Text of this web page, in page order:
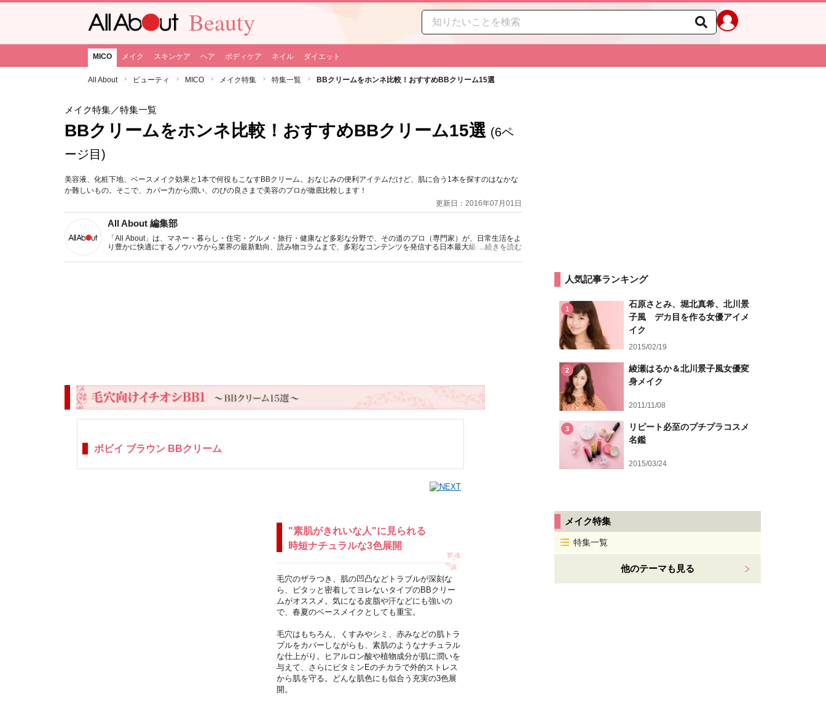
Beauty
MICO メイク スキンケア ヘア ボディケア ネイル ダイエット
All About ビューティ MICO メイク特集 特集一覧 BBクリームをホンネ比較！おすすめBBクリーム15選
メイク特集／特集一覧
BBクリームをホンネ比較！おすすめBBクリーム15選 (6ペ
ージ目)
美容液、化粧下地、ベースメイク効果と1本で何役もこなすBBクリーム。おなじみの便利アイテムだけど、肌に合う1本を探すのはなかな
か難しいもの。そこで、カバー力から潤い、のびの良さまで美容のプロが徹底比較します！
更新日：2016年07月01日
All About 編集部
「All About」は、マネー・暮らし・住宅・グルメ・旅行・健康など多彩な分野で、その道のプロ（専門家）が、日常生活をよ
り豊かに快適にするノウハウから業界の最新動向、読み物コラムまで、多彩なコンテンツを発信する日本最大級の総合情報サ
...続きを読む
ボビイ ブラウン BBクリーム
"素肌がきれいな人"に見られる
時短ナチュラルな3色展開
毛穴のザラつき、肌の凹凸などトラブルが深刻な
ら、ピタッと密着してヨレないタイプのBBクリー
ムがオススメ。気になる皮脂や汗などにも強いの
で、春夏のベースメイクとしても重宝。
毛穴はもちろん、くすみやシミ、赤みなどの肌トラ
ブルをカバーしながらも、素肌のようなナチュラル
な仕上がり。ヒアルロン酸や植物成分が肌に潤いを
与えて、さらにビタミンEのチカラで外的ストレス
から肌を守る。どんな肌色にも似合う充実の3色展
開。
人気記事ランキング
1
石原さとみ、堀北真希、北川景
子風 デカ目を作る女優アイメ
イク
2015/02/19
2
綾瀬はるか＆北川景子風女優変
身メイク
2011/11/08
3
リピート必至のプチプラコスメ
名鑑
2015/03/24
メイク特集
特集一覧
他のテーマも見る